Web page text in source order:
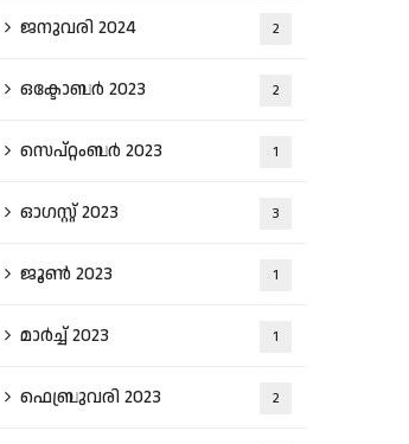
ജനുവരി 2024 2
ഒക്ടോബർ 2023 2
സെപ്റ്റംബർ 2023 1
ഓഗസ്റ്റ്‌ 2023 3
ജൂൺ 2023 1
മാർച്ച്‌ 2023 1
ഫെബ്രുവരി 2023 2